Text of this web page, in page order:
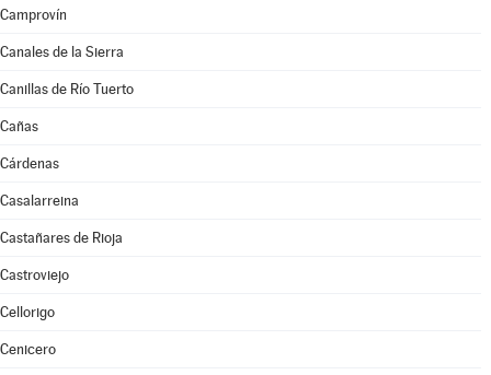
Camprovín
Canales de la Sierra
Canillas de Río Tuerto
Cañas
Cárdenas
Casalarreina
Castañares de Rioja
Castroviejo
Cellorigo
Cenicero